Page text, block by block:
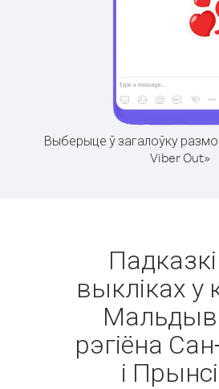
Выберыце ў загалоўку
Viber Out»
выкліках у
рэгіёна
і